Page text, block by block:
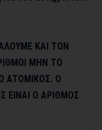
KAI TON
MHN TO
ATOMIKOΣ. O
EINAI O APIΘMOΣ